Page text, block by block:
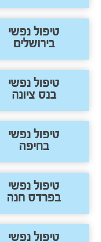
טיפול נפשי
בירושלים
טיפול נפשי
בנס ציונה
טיפול נפשי
בחיפה
טיפול נפשי
בפרדס חנה
טיפול נפשי